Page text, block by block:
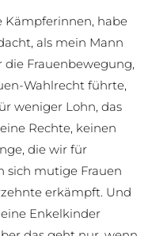
Kämpferinnen, habe
als mein Mann
Frauenbewegung,
Wahlrecht führte,
weniger Lohn, das
Rechte, keinen
die wir für
sich mutige Frauen
erkämpft. Und
Enkelkinder